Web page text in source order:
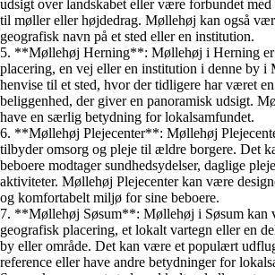
udsigt over landskabet eller være forbundet med
til møller eller højdedrag. Møllehøj kan også
geografisk navn på et sted eller en institution.
5. **Møllehøj Herning**: Møllehøj i Herning er
placering, en vej eller en institution i denne by i
henvise til et sted, hvor der tidligere har været
beliggenhed, der giver en panoramisk udsigt.
have en særlig betydning for lokalsamfundet.
6. **Møllehøj Plejecenter**: Møllehøj
tilbyder omsorg og pleje til ældre borgere. Det
beboere modtager sundhedsydelser, daglige
aktiviteter. Møllehøj Plejecenter kan være
og komfortabelt miljø for sine beboere.
7. **Møllehøj Søsum**: Møllehøj i Søsum kan
geografisk placering, et lokalt vartegn eller en
by eller område. Det kan være et populært
reference eller have andre betydninger for